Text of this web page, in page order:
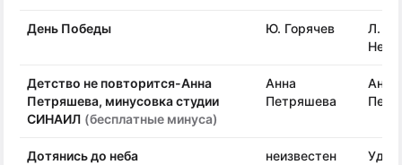
День Победы Ю. Горячев
Л.
Детство не повторится-Анна
Петряшева, минусовка студии
СИНАИЛ (бесплатные минуса)
Анна
Петряшева
Анна
Дотянись до неба неизвестен